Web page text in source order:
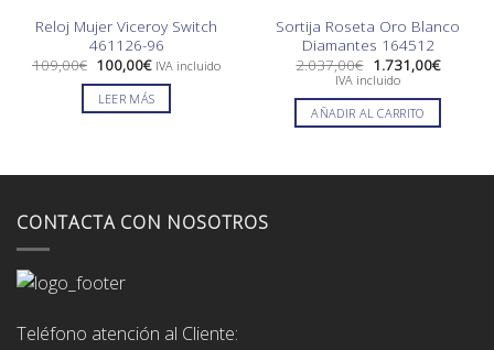
Reloj Mujer Viceroy Switch
461126-96
109,00€ El
precio
original
era:
109,00€.
100,00€El
precio
actual
es:
100,00€.
IVA incluido
LEER MÁS
Sortija Roseta Oro Blanco
Diamantes 164512
2.037,00€ El
precio
original
era:
2.037,00€.
1.731,00€El
precio
es:
IVA incluido
AÑADIR AL CARRITO
CONTACTA CON NOSOTROS
Teléfono atención al Cliente: